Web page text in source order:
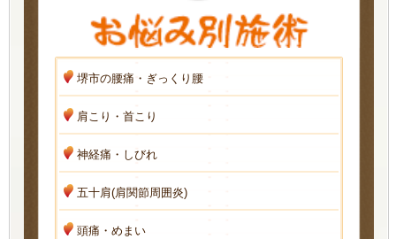
堺市の腰痛・ぎっくり腰
肩こり・首こり
神経痛・しびれ
五十肩(肩関節周囲炎)
頭痛・めまい